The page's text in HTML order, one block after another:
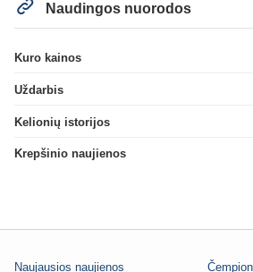
Naudingos nuorodos
Kuro kainos
Uždarbis
Kelionių istorijos
Krepšinio naujienos
Naujausios naujienos